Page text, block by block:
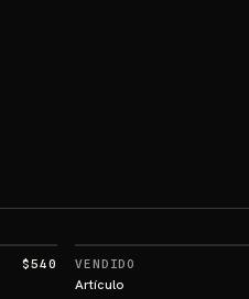
$540 VENDIDO
Artículo